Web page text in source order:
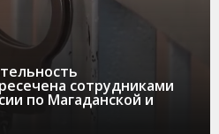
сотрудниками
по Магаданской и